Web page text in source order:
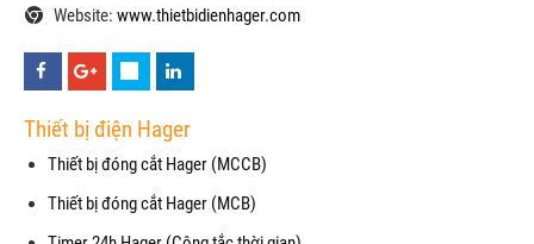
Website: www.thietbidienhager.com
Thiết bị điện Hager
Thiết bị đóng cắt Hager (MCCB)
Thiết bị đóng cắt Hager (MCB)